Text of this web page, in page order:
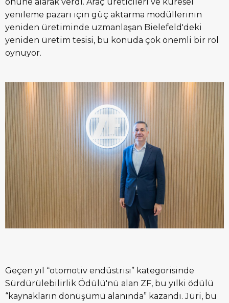
yenileme pazarı için güç aktarma modüllerinin
yeniden üretiminde uzmanlaşan Bielefeld'deki
yeniden üretim tesisi, bu konuda çok önemli bir rol
oynuyor.
Geçen yıl “otomotiv endüstrisi” kategorisinde
Sürdürülebilirlik Ödülü'nü alan ZF, bu yılki ödülü
“kaynakların dönüşümü alanında” kazandı. Jüri, bu